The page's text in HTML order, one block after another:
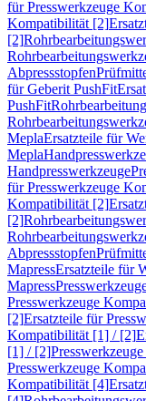
für Presswerkzeuge
Kompatibilität [2]
[2]
Abpressstopfen
für Geberit PushFit
PushFit
MeplaErsatzteile für
Mepla
Handpresswerkzeuge
für Presswerkzeuge
Kompatibilität [2]
[2]
Abpressstopfen
MapressErsatzteile für
Mapress
Presswerkzeuge
[2]Ersatzteile für
Kompatibilität [1] / [2]
[1] / [2]
Presswerkzeuge
Kompatibilität [4]